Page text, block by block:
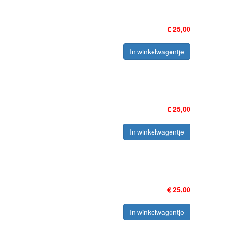
€ 25,00
In winkelwagentje
€ 25,00
In winkelwagentje
€ 25,00
In winkelwagentje